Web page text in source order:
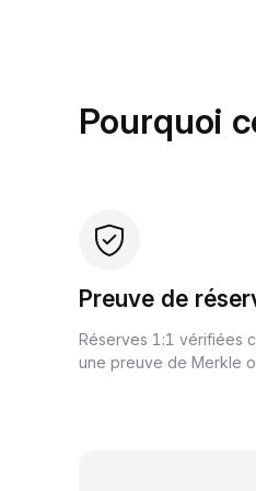
Pourquoi
Preuve de
Réserves 1:1 vérifiées
une preuve de Merkle